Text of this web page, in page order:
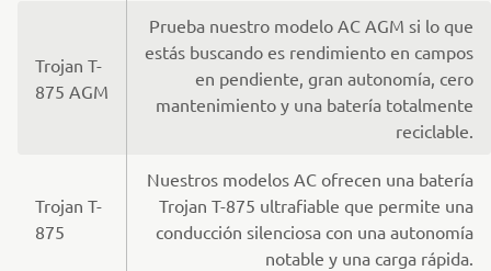
Trojan T-
875 AGM
Prueba nuestro modelo AC AGM si lo que
estás buscando es rendimiento en campos
en pendiente, gran autonomía, cero
mantenimiento y una batería totalmente
reciclable.
Trojan T-
875
Nuestros modelos AC ofrecen una batería
Trojan T-875 ultrafiable que permite una
conducción silenciosa con una autonomía
notable y una carga rápida.